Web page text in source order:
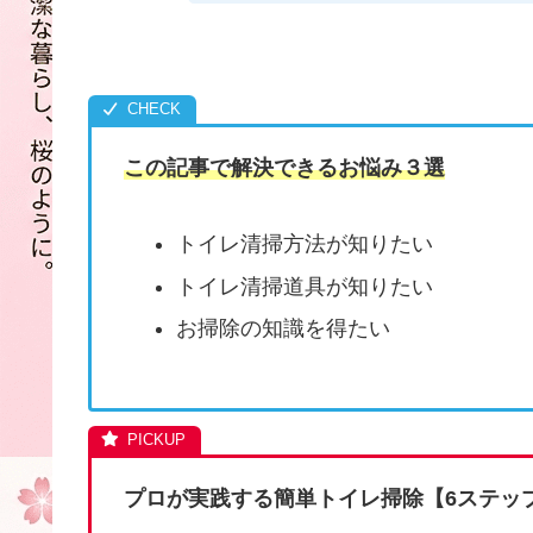
この記事で解決できるお悩み３選
トイレ清掃方法が知りたい
トイレ清掃道具が知りたい
お掃除の知識を得たい
プロが実践する簡単トイレ掃除【6ステッ